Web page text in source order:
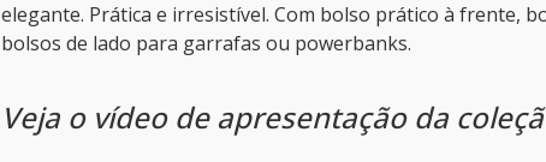
elegante. Prática e irresistível. Com bolso prático à frente,
bolsos de lado para garrafas ou powerbanks.
Veja o vídeo de apresentação da